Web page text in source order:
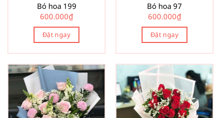
Bó hoa 199
600.000₫
Đặt ngay
Bó hoa 97
600.000₫
Đặt ngay